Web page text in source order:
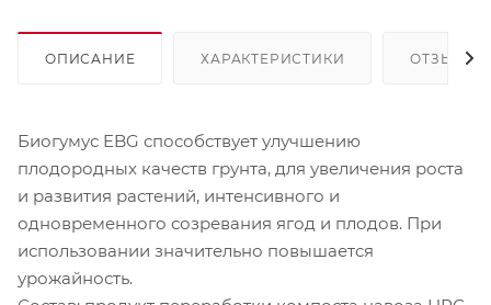
ОПИСАНИЕ ХАРАКТЕРИСТИКИ ОТЗЫВЫ
Биогумус EBG способствует улучшению
плодородных качеств грунта, для увеличения роста
и развития растений, интенсивного и
одновременного созревания ягод и плодов. При
использовании значительно повышается
урожайность.